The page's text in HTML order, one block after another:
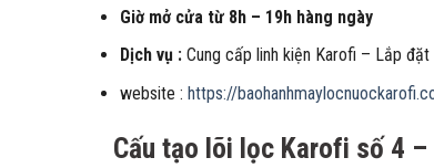
Giờ mở cửa từ 8h – 19h hàng ngày
Dịch vụ :Cung cấp linh kiện Karofi – Lắp
website : https://
Cấu tạo lõi lọc Karofi số 4